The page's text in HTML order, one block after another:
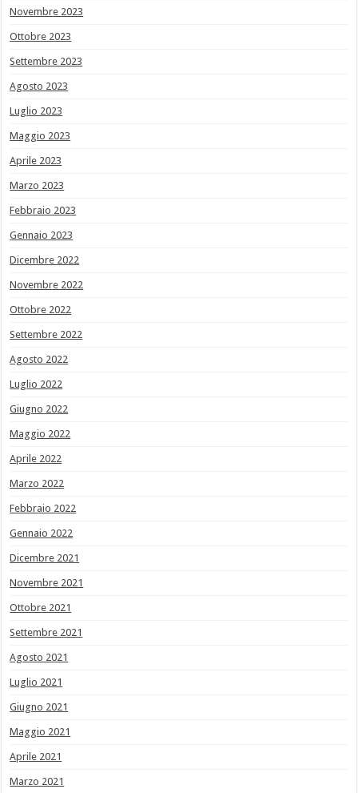
Novembre 2023
Ottobre 2023
Settembre 2023
Agosto 2023
Luglio 2023
Maggio 2023
Aprile 2023
Marzo 2023
Febbraio 2023
Gennaio 2023
Dicembre 2022
Novembre 2022
Ottobre 2022
Settembre 2022
Agosto 2022
Luglio 2022
Giugno 2022
Maggio 2022
Aprile 2022
Marzo 2022
Febbraio 2022
Gennaio 2022
Dicembre 2021
Novembre 2021
Ottobre 2021
Settembre 2021
Agosto 2021
Luglio 2021
Giugno 2021
Maggio 2021
Aprile 2021
Marzo 2021